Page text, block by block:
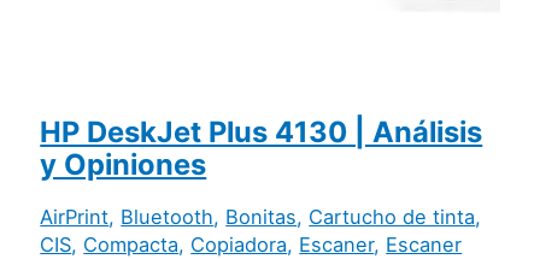
HP DeskJet Plus 4130 | Análisis
y Opiniones
AirPrint, Bluetooth, Bonitas, Cartucho de tinta,
CIS, Compacta, Copiadora, Escaner, Escaner